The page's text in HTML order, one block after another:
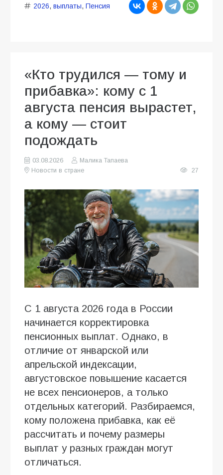
2026, выплаты, Пенсия
«Кто трудился — тому и
прибавка»: кому с 1
августа пенсия вырастет,
а кому — стоит
подождать
03.08.2026
Малика Тапаева
Новости в стране
27
С 1 августа 2026 года в России
начинается корректировка
пенсионных выплат. Однако, в
отличие от январской или
апрельской индексации,
августовское повышение касается
не всех пенсионеров, а только
отдельных категорий. Разбираемся,
кому положена прибавка, как её
рассчитать и почему размеры
выплат у разных граждан могут
отличаться.